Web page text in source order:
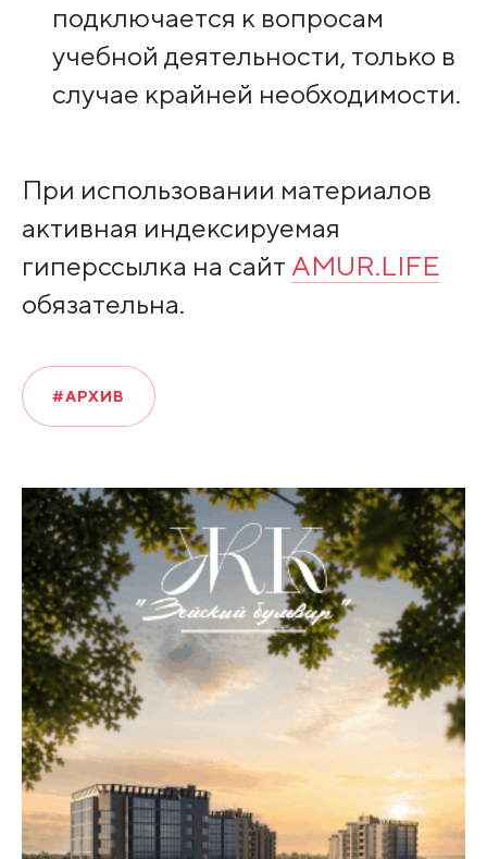
подключается к вопросам
учебной деятельности, только в
случае крайней необходимости.
При использовании материалов
активная индексируемая
гиперссылка на сайт AMUR.LIFE
обязательна.
#АРХИВ